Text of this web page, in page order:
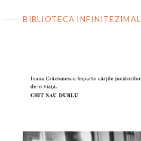
BIBLIOTECA INFINITEZIMAL